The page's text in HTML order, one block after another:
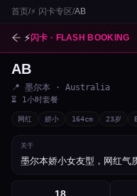
首页/⚡ 闪卡专区/AB
⚡闪卡 · FLASH BOOKING
AB
📍 墨尔本 · Australia
⏳ 1小时套餐
网红 娇小 164cm 23岁
关于
墨尔本娇小女友型，网红气